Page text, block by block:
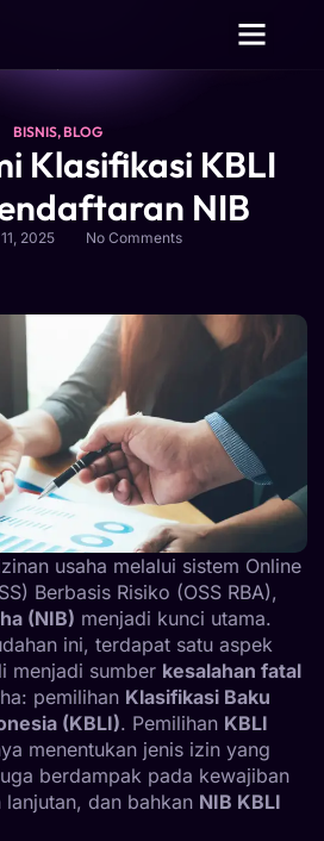
BISNIS,BLOG
Klasifikasi KBLI
NIB
2025 No Comments
usaha melalui sistem Online
Berbasis Risiko (OSS RBA),
(NIB) menjadi kunci utama.
ini, terdapat satu aspek
menjadi sumber kesalahan fatal
pemilihan Klasifikasi Baku
(KBLI). Pemilihan KBLI
menentukan jenis izin yang
berdampak pada kewajiban
dan bahkan NIB KBLI